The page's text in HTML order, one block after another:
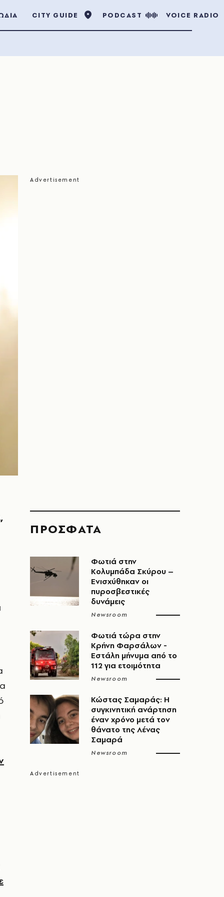
CITY GUIDE PODCAST VOICE RADIO
ΠΡΟΣΦΑΤΑ
Φωτιά στην
Κολυμπάδα Σκύρου –
Ενισχύθηκαν οι
πυροσβεστικές
δυνάμεις
Newsroom
Φωτιά τώρα στην
Κρήνη Φαρσάλων -
Εστάλη μήνυμα από το
112 για ετοιμότητα
Newsroom
Κώστας Σαμαράς: Η
συγκινητική ανάρτηση
έναν χρόνο μετά τον
θάνατο της Λένας
Σαμαρά
Newsroom